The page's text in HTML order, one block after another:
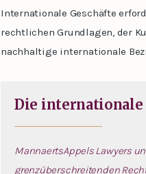
Internationale Geschäfte
rechtlichen Grundlagen, der
nachhaltige internationale
Die internationale
MannaertsAppels Lawyers
grenzüberschreitenden